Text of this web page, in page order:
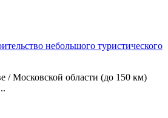
небольшого туристического
/ Московской области (до 150 км)